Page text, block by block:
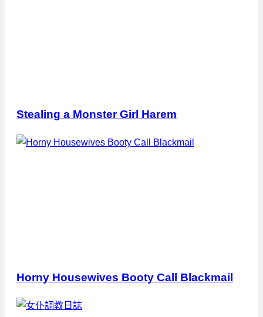
Stealing a Monster Girl Harem
Horny Housewives Booty Call Blackmail